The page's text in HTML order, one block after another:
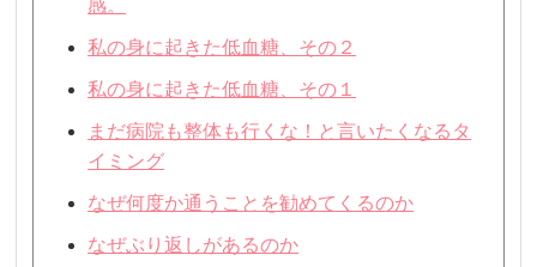
感。
私の身に起きた低血糖、その２
私の身に起きた低血糖、その１
まだ病院も整体も行くな！と言いたくなるタ
イミング
なぜ何度か通うことを勧めてくるのか
なぜぶり返しがあるのか